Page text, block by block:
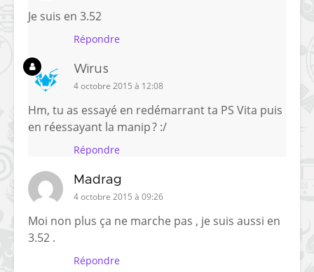
Je suis en 3.52
Répondre
Wirus
4 octobre 2015 à 12:08
Hm, tu as essayé en redémarrant ta PS Vita puis
en réessayant la manip ? :/
Répondre
Madrag
4 octobre 2015 à 09:26
Moi non plus ça ne marche pas , je suis aussi en
3.52 .
Répondre